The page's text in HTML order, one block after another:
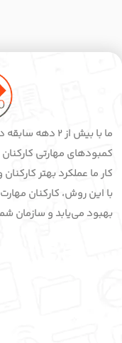
ما با بیش از 2
کمبودهای مهارتی
کار ما عملکرد بهتر
با این روش، کارکنان
بهبود می‌یابد و سازمان